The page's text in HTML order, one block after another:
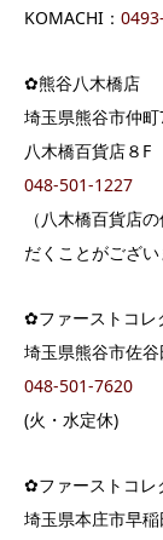
KOMACHI：
✿熊谷八木橋店
埼玉県熊谷市仲
八木橋百貨店８F
048-501-1227
（八木橋百貨店
だくことがござい
✿ファーストコレ
埼玉県熊谷市佐
048-501-7620
(火・水定休)
✿ファーストコレ
埼玉県本庄市早